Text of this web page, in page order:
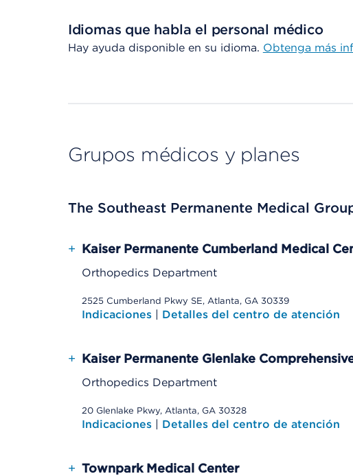
Idiomas que habla el personal médico
Hay ayuda disponible en su idioma. Obtenga más
Grupos médicos y planes
The Southeast Permanente Medical
+ Kaiser Permanente Cumberland Medical
Orthopedics Department
2525 Cumberland Pkwy SE, Atlanta, GA 30339
Indicaciones | Detalles del centro de atención
+ Kaiser Permanente Glenlake
Orthopedics Department
20 Glenlake Pkwy, Atlanta, GA 30328
Indicaciones | Detalles del centro de atención
+ Townpark Medical Center